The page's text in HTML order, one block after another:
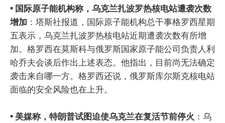
• 国际原子能机构称，乌克兰扎波罗热核电站遭袭次数
增加 ：塔斯社报道，国际原子能机构总干事格罗西星期
五表示，乌克兰扎波罗热核电站近期遭袭次数有所增
加。格罗西在莫斯科与俄罗斯国家原子能公司负责人利
哈乔夫会谈后作出上述表态。他指出，目前尚无法确定
袭击来自哪一方。格罗西还说，俄罗斯库尔斯克核电站
面临的安全风险也在上升。
• 美媒称，特朗普试图迫使乌克兰在复活节前停火 ：乌